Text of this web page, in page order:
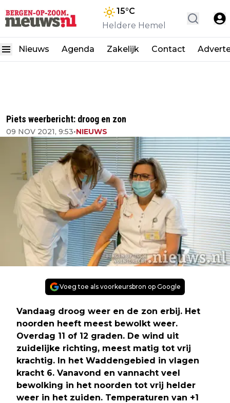
15°C
Heldere Hemel
Nieuws Agenda Zakelijk Contact
Piets weerbericht: droog en zon
09 NOV 2021, 9:53•NIEUWS
Voeg toe als voorkeursbron op Google
Vandaag droog weer en de zon erbij. Het
noorden heeft meest bewolkt weer.
Overdag 11 of 12 graden. De wind uit
zuidelijke richting, meest matig tot vrij
krachtig. In het Waddengebied in vlagen
kracht 6. Vanavond en vannacht veel
bewolking in het noorden tot vrij helder
weer in het zuiden. Temperaturen van +1